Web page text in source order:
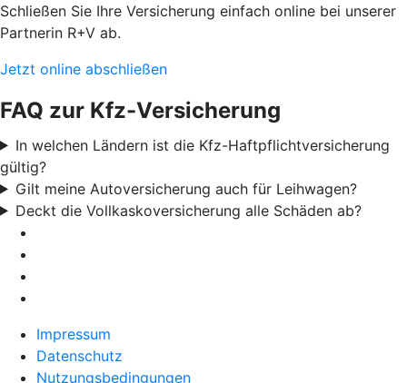
Schließen Sie Ihre Versicherung einfach online bei unserer
Partnerin R+V ab.
Jetzt online abschließen
FAQ zur Kfz-Versicherung
In welchen Ländern ist die Kfz-Haftpflichtversicherung
gültig?
Gilt meine Autoversicherung auch für Leihwagen?
Deckt die Vollkaskoversicherung alle Schäden ab?
Impressum
Datenschutz
Nutzungsbedingungen